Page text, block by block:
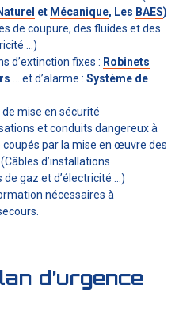
et Mécanique, Les BAES)
de coupure, des fluides et des
…)
d’extinction fixes : Robinets
… et d’alarme : Système de
mise en sécurité
et conduits dangereux à
par la mise en œuvre des
d’installations
gaz et d’électricité …)
nécessaires à
d’urgence